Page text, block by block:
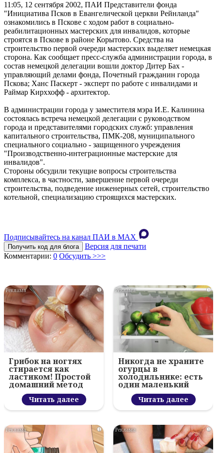
11:05, 12 сентября 2002, ПАИ Представители фонда
"Инициатива Псков в Евангелической церкви Рейнланда"
ознакомились в Пскове с ходом работ в социально-
реабилитационных мастерских для инвалидов, которые
строятся в Пскове в районе Корытово. Средства на
строительство первой очереди мастерских выделяет немецкая
сторона. Как сообщает пресс-служба администрации города, в
состав немецкой делегации вошли доктор Дитер Бах -
управляющий делами фонда, Почетный гражданин города
Пскова; Ханс Паскерт - эксперт по работе с инвалидами и
Раймар Кирххофф - архитектор.
В администрации города у заместителя мэра И.Е. Калинина
состоялась встреча немецкой делегации с руководством
города и представителями городских служб: управления
капитального строительства, ПМК-208, муниципального
специального социально - защищенного учреждения
"Производственно-интеграционные мастерские для
инвалидов".
Стороны обсудили текущие вопросы строительства
комплекса, в частности, завершение первой очереди
строительства, подведение инженерных сетей, строительство
котельной, специализацию строящихся мастерских.
Подписывайтесь на канал ПАИ в MAХ
Получить код для блога
Версия для печати
Комментарии: 0 Обсудить >>>
i
Грибок на ногтях
стирается как
ластиком! Простой
домашний метод
Читать далее
i
Никогда не храните
огурцы в
холодильнике: есть
один маленький
секрет
Читать далее
i i